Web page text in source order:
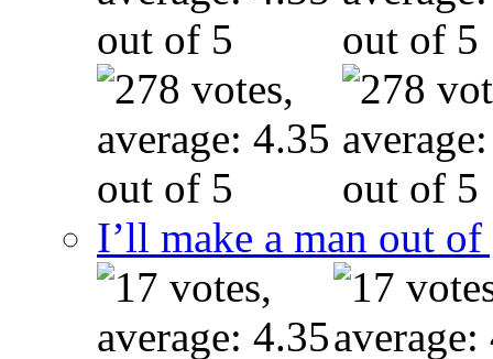
I’ll make a man out